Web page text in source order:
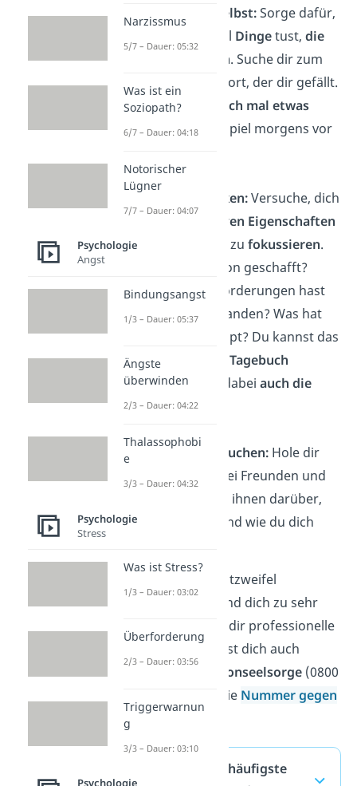
Sei nett zu dir selbst:Sorge dafür,
dass du auch mal Dingetust, die
dir Spaß machen. Suche dir zum
Beispiel einen Sport, der dir gefällt.
Sag dir selbst auch mal etwas
Nettes, zum Beispiel morgens vor
Sehe deine Stärken:Versuche, dich
auf deine
positiven Eigenschaften
und
zu fokussieren.
Was hast du schon geschafft?
Welche Herausforderungen hast
du schon überstanden? Was hat
heute gut geklappt? Du kannst das
auch in einer Art Tagebuch
festhalten. Sieh dabei auch die
kleinen Dinge
Unterstützung suchen:Hole dir
Unterstützung bei Freunden und
Familie. Rede mit ihnen darüber,
wie es dir geht und wie du dich
Wenn die Selbstzweifel
überhandnehmen und dich zu sehr
belasten, solltest du dir professionelle
Hilfe holen. Du kannst dich auch
anonym an die
Telefonseelsorge(0800
111 0 111) oder an die Nummer gegen
Kummer
Selbstzweifel — häufigste
Narzissmus
5/7 – Dauer: 05:32
Was ist ein
Soziopath?
6/7 – Dauer: 04:18
Notorischer
Lügner
7/7 – Dauer: 04:07
Psychologie
Angst
Bindungsangst
1/3 – Dauer: 05:37
Ängste
überwinden
2/3 – Dauer: 04:22
Thalassophobi
e
3/3 – Dauer: 04:32
Psychologie
Stress
Was ist Stress?
1/3 – Dauer: 03:02
Überforderung
2/3 – Dauer: 03:56
Triggerwarnun
g
3/3 – Dauer: 03:10
Psychologie